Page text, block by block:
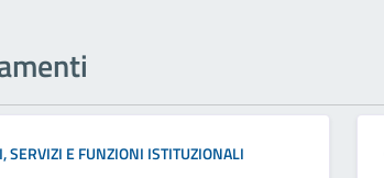
SERVIZI E FUNZIONI ISTITUZIONALI